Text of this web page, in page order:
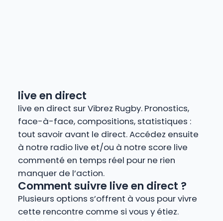
live en direct
live en direct sur Vibrez Rugby. Pronostics,
face-à-face, compositions, statistiques :
tout savoir avant le direct. Accédez ensuite
à notre radio live et/ou à notre score live
commenté en temps réel pour ne rien
manquer de l’action.
Comment suivre live en direct ?
Plusieurs options s’offrent à vous pour vivre
cette rencontre comme si vous y étiez.